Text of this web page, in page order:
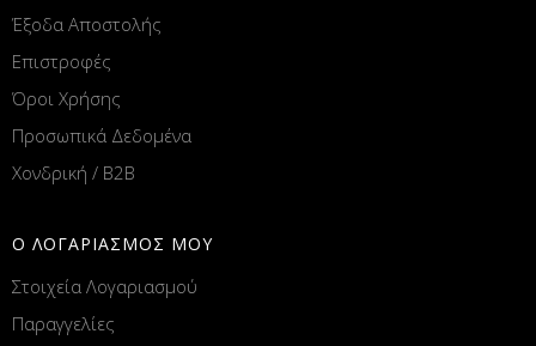
Έξοδα Αποστολής
Επιστροφές
Όροι Χρήσης
Προσωπικά Δεδομένα
Χονδρική / B2B
Ο ΛΟΓΑΡΙΑΣΜΟΣ ΜΟΥ
Στοιχεία Λογαριασμού
Παραγγελίες